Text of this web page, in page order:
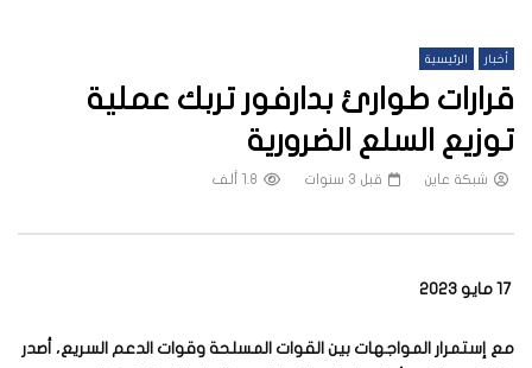
أخبار الرئيسية
قرارات طوارئ بدارفور تربك عملية
توزيع السلع الضرورية
شبكة عاين قبل 3 سنوات 1.8 ألف
17 مايو 2023
مع إستمرار المواجهات بين القوات المسلحة وقوات الدعم السريع، أصدر